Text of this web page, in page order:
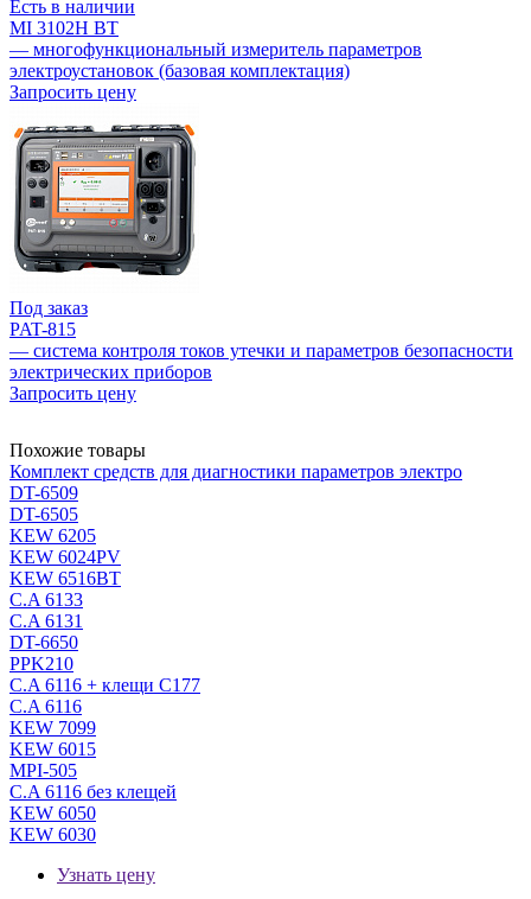
Есть в наличии
MI 3102H BT
— многофункциональный измеритель параметров
электроустановок (базовая комплектация)
Запросить цену
Под заказ
PAT-815
— система контроля токов утечки и параметров безопасности
электрических приборов
Запросить цену
Похожие товары
Комплект средств для диагностики параметров электро
DT-6509
DT-6505
KEW 6205
KEW 6024PV
KEW 6516BT
C.A 6133
C.A 6131
DT-6650
PPK210
C.A 6116 + клещи С177
C.A 6116
KEW 7099
KEW 6015
MPI-505
C.A 6116 без клещей
KEW 6050
KEW 6030
Узнать цену